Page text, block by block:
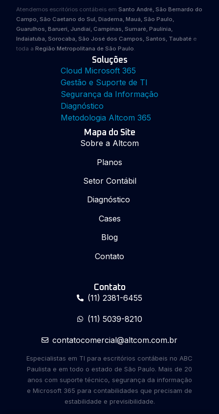
Atendemos escritórios contábeis em Santo André, São Bernardo do
Campo, São Caetano do Sul, Diadema, Mauá, São Paulo,
Guarulhos, Barueri, Jundiaí, Campinas, Sumaré, Paulínia,
Indaiatuba, Sorocaba, São José dos Campos, Santos, Taubaté e
toda a Região Metropolitana de São Paulo.
Soluções
Cloud Microsoft 365
Gestão e Suporte de TI
Segurança da Informação
Diagnóstico
Metodologia Altcom 365
Mapa do Site
Sobre a Altcom
Planos
Setor Contábil
Diagnóstico
Cases
Blog
Contato
Contato
(11) 2381-6455
(11) 5039-8210
contatocomercial@altcom.com.br
Especialistas em TI para escritórios contábeis no ABC
Paulista e em todo o estado de São Paulo. Mais de 20
anos com suporte técnico, segurança da informação
e Microsoft 365 para contabilidades que precisam de
estabilidade e previsibilidade.